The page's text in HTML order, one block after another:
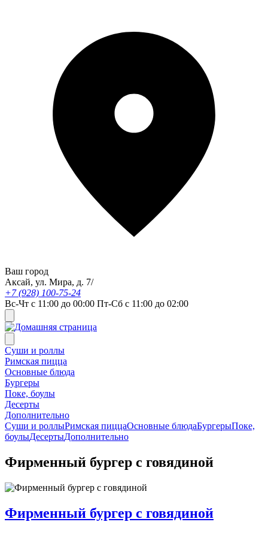
Ваш город
Аксай, ул. Мира, д. 7/
+7 (928) 100-75-24
Вс-Чт с 11:00 до 00:00 Пт-Сб с 11:00 до 02:00
Суши и роллы
Римская пицца
Основные блюда
Бургеры
Поке, боулы
Десерты
Дополнительно
Суши и роллыРимская пиццаОсновные блюдаБургерыПоке,
боулыДесертыДополнительно
Фирменный бургер с говядиной
Фирменный бургер с говядиной